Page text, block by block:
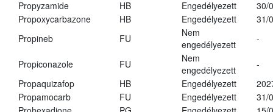
Propyzamide
HB Engedélyezett
30/
Propoxycarbazone
HB Engedélyezett
31/
Propineb
FU
Nem
engedélyezett
-
Propiconazole FU
Nem
engedélyezett
-
Propaquizafop
HB Engedélyezett
Propamocarb
FU Engedélyezett
31/